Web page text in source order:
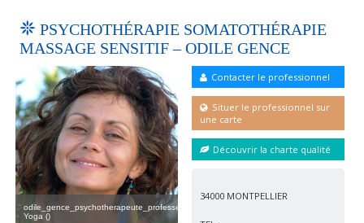
PSYCHOTHÉRAPIE SOMATOTHÉRAPIE
MASSAGE SENSITIF – ODILE GENCE
odile_gence_psychotherapeute_professeur-
Yoga ()
Contacter le professionnel
Situer le professionnel sur
une carte
Découvrir la charte qualité
34000 MONTPELLIER